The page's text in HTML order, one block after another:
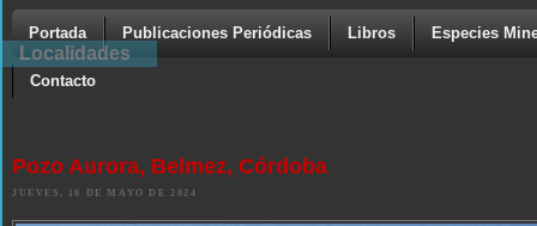
Portada Publicaciones Periódicas Libros Especies
Contacto
Pozo Aurora, Belmez, Córdoba
JUEVES, 16 DE MAYO DE 2024
Localidades